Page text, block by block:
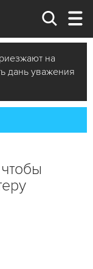
на
дань уважения